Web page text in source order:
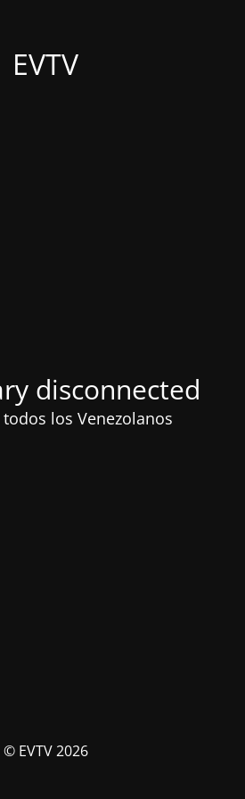
EVTV
disconnected
los Venezolanos
© EVTV 2026